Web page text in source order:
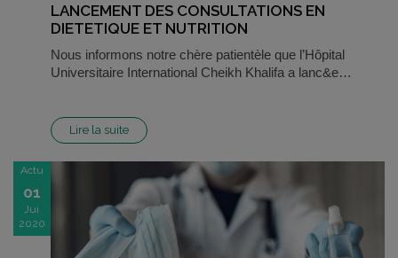
LANCEMENT DES CONSULTATIONS EN
DIETETIQUE ET NUTRITION
Nous informons notre chère patientèle que l’Hôpital
Universitaire International Cheikh Khalifa a lanc&e…
Lire la suite
Actu
01
Jui
2020